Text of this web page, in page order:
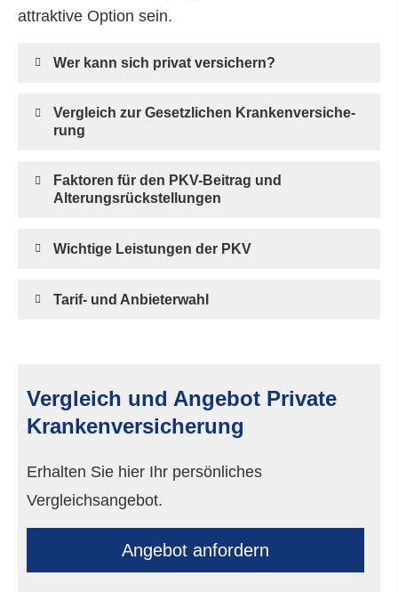
attraktive Option sein.
Wer kann sich privat ver­sichern?
Vergleich zur Gesetzlichen Kranken­ver­si­che­
rung
Faktoren für den PKV-Beitrag und
Alterungsrückstellungen
Wichtige Leistungen der PKV
Tarif- und Anbieterwahl
Vergleich und Angebot Private
Kranken­ver­si­che­rung
Erhalten Sie hier Ihr persönliches
Vergleichsangebot.
An­ge­bot an­for­dern